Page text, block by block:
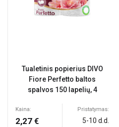
Tualetinis popierius DIVO
Fiore Perfetto baltos
spalvos 150 lapelių, 4
celiuliozė
Kaina:
2,27 €
Pristatymas:
5-10 d.d.